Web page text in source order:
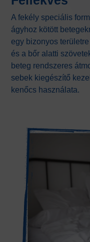
A fekély speciális
ágyhoz kötött
egy bizonyos
és a bőr alatti
beteg rendszeres
sebek kiegészítő
kenőcs használata.